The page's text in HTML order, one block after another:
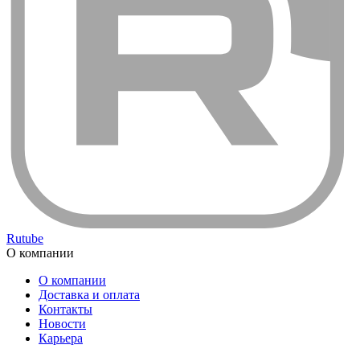
Rutube
О компании
О компании
Доставка и оплата
Контакты
Новости
Карьера